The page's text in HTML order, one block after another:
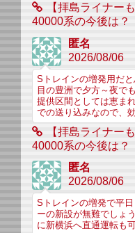
【拝島ライナー
40000系の今後は？
匿名
2026/08/06
Sトレインの増発用だ
目の豊洲で夕方～夜で
提供区間としては恵ま
での送り込みなので、
【拝島ライナー
40000系の今後は？
匿名
2026/08/06
Sトレインの増発で平
ーの新設が無難でしょ
に新横浜へ直通運転も